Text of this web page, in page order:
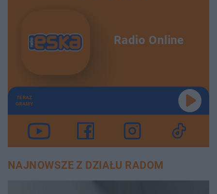
Radio Online
TERAZ
GRAMY
NAJNOWSZE Z DZIAŁU RADOM